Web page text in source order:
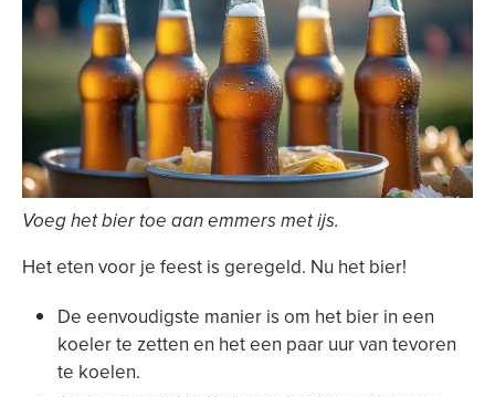
Voeg het bier toe aan emmers met ijs.
Het eten voor je feest is geregeld. Nu het bier!
De eenvoudigste manier is om het bier in een
koeler te zetten en het een paar uur van tevoren
te koelen.